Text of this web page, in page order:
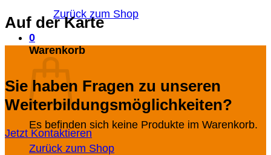
Zurück zum Shop
0
Warenkorb
Es befinden sich keine Produkte im Warenkorb.
Zurück zum Shop
Auf der Karte
Sie haben Fragen zu unseren
Weiterbildungsmöglichkeiten?
Jetzt Kontaktieren